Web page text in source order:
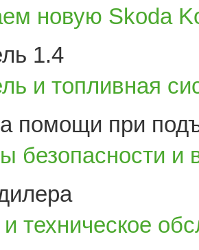
новую Skoda
1.4
и топливная
помощи при
безопасности и
техническое